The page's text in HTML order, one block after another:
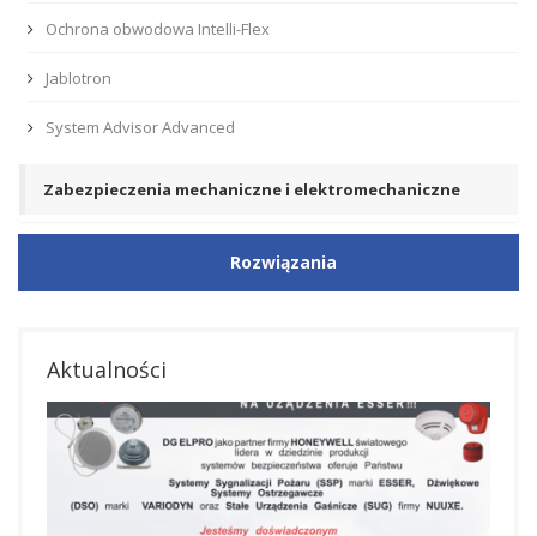
Ochrona obwodowa Intelli-Flex
Jablotron
System Advisor Advanced
Zabezpieczenia mechaniczne i elektromechaniczne
Rozwiązania
Aktualności